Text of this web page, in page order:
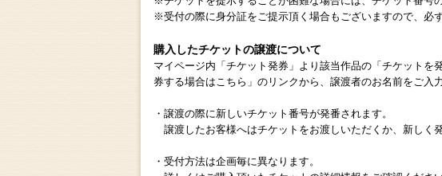
※受付の際に身分証をご提示頂く場合もございますので、必
購入したチケットの譲渡について
マイページ内「チケット発券」より該当作品の「チケット
券する場合はこちら」のリンクから、譲渡者のお名前をご入
・譲渡の際に新しいチケット番号が発番されます。
譲渡したお客様へはチケットをお渡しいただくか、新しく
・受付方法は企画毎に異なります。